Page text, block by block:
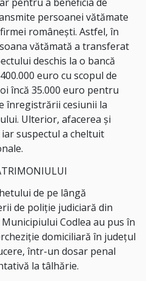
persoanei vătămate
românești. Astfel, în
vătămată a transferat
deschis la o bancă
euro cu scopul de
încă 35.000 euro pentru
înregistrării cesiunii la
Ulterior, afacerea și
suspectul a cheltuit
de pe lângă
de poliție judiciară din
Codlea au pus în
domiciliară în județul
într-un dosar penal
la tâlhărie.